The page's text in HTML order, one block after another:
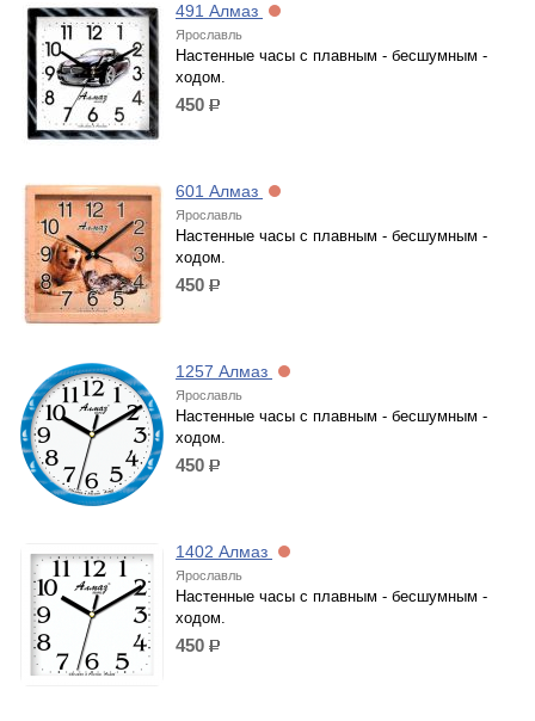
491 Алмаз
Ярославль
Настенные часы с плавным - бесшумным -
ходом.
450 р.
601 Алмаз
Ярославль
Настенные часы с плавным - бесшумным -
ходом.
450 р.
1257 Алмаз
Ярославль
Настенные часы с плавным - бесшумным -
ходом.
450 р.
1402 Алмаз
Ярославль
Настенные часы с плавным - бесшумным -
ходом.
450 р.